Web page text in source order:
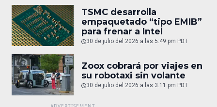
TSMC desarrolla
empaquetado “tipo EMIB”
para frenar a Intel
30 de julio del 2026 a las 5:49 pm PDT
Zoox cobrará por viajes en
su robotaxi sin volante
30 de julio del 2026 a las 3:11 pm PDT